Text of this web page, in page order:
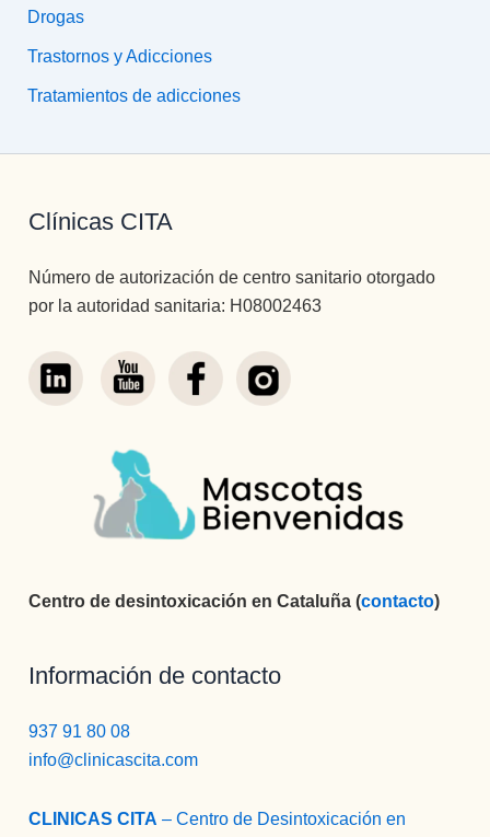
Drogas
Trastornos y Adicciones
Tratamientos de adicciones
Clínicas CITA
Número de autorización de centro sanitario otorgado
por la autoridad sanitaria: H08002463
Centro de desintoxicación en Cataluña (contacto)
Información de contacto
937 91 80 08
info@clinicascita.com
CLINICAS CITA – Centro de Desintoxicación en